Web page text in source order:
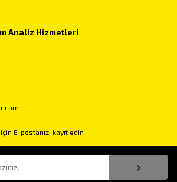
Analiz Hizmetleri
E-postanızı kayıt edin